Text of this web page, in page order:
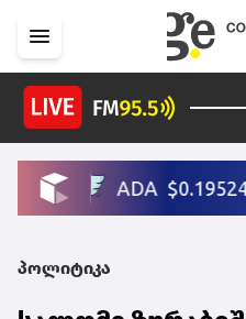
პოლიტიკა